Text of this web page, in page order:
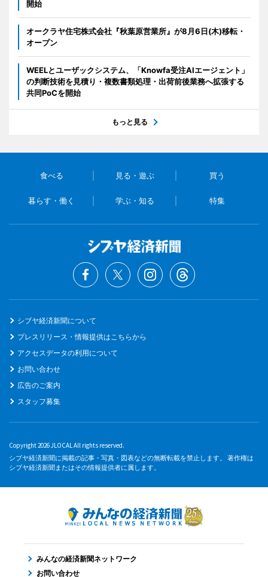
開始
オークラヤ住宅株式会社『秋葉原営業所』が8月6日(木)移転・
オープン
WEELとユーザックシステム、「Knowfa受注AIエージェント」
の判断技術を見積り・複数書類処理・出荷前後業務へ拡張する
共同PoCを開始
もっと見る
食べる 見る・遊ぶ 買う
暮らす・働く 学ぶ・知る 特集
シブヤ経済新聞について
プレスリリース・情報提供はこちらから
アクセスデータの利用について
お問い合わせ
広告のご案内
スタッフ募集
Copyright 2026 JLOCAL All rights reserved.
シブヤ経済新聞に掲載の記事・写真・図表などの無断転載を禁止します。 著作権は
シブヤ経済新聞またはその情報提供者に属します。
みんなの経済新聞ネットワーク
お問い合わせ